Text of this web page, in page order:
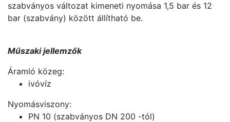
szabványos változat kimeneti nyomása 1,5 bar és 12
bar (szabvány) között állítható be.
Műszaki jellemzők
Áramló közeg:
ivóvíz
Nyomásviszony:
PN 10 (szabványos DN 200 -tól)